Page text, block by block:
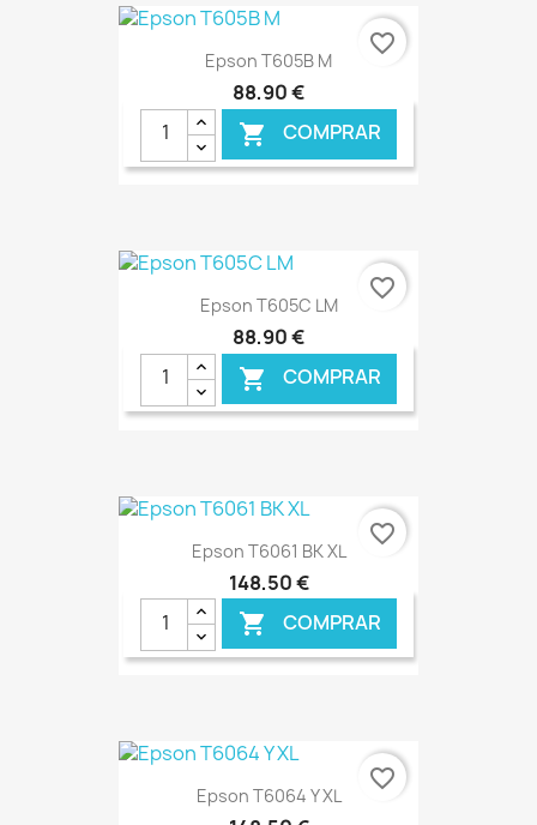
€ ONLINE
Epson T605B M
88,90 €
 COMPRAR
€ ONLINE
favorite_border
Epson T605C LM
88,90 €
 COMPRAR
€ ONLINE
favorite_border
Epson T6061 BK XL
148,50 €
 COMPRAR
€ ONLINE
favorite_border
Epson T6064 Y XL
favorite_border